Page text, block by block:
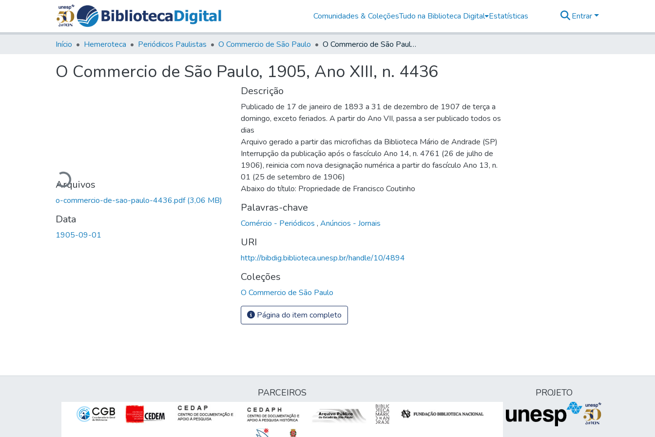
Comunidades & ColeçõesTudo na Biblioteca Digital Estatísticas Entrar
Início Hemeroteca Periódicos Paulistas O Commercio de São Paulo O Commercio de São Paulo, 1905, Ano XIII, n. 4436
O Commercio de São Paulo, 1905, Ano XIII, n. 4436
Carregando...
Arquivos
o-commercio-de-sao-paulo-4436.pdf(3,06 MB)
Data
1905-09-01
Descrição
Publicado de 17 de janeiro de 1893 a 31 de dezembro de 1907 de terça a
domingo, exceto feriados. A partir do Ano VII, passa a ser publicado todos os
dias
Arquivo gerado a partir das microfichas da Biblioteca Mário de Andrade (SP)
Interrupção da publicação após o fascículo Ano 14, n. 4761 (26 de julho de
1906), reinicia com nova designação numérica a partir do fascículo Ano 13, n.
01 (25 de setembro de 1906)
Abaixo do título: Propriedade de Francisco Coutinho
Palavras-chave
Comércio - Periódicos , Anúncios - Jornais
URI
http://bibdig.biblioteca.unesp.br/handle/10/4894
Coleções
O Commercio de São Paulo
Página do item completo
PARCEIROS PROJETO